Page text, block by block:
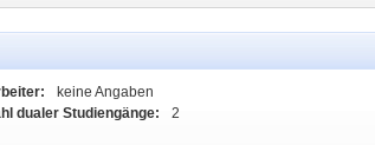
keine Angaben
dualer Studiengänge:
2